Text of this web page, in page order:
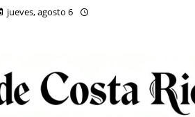
jueves, agosto 6